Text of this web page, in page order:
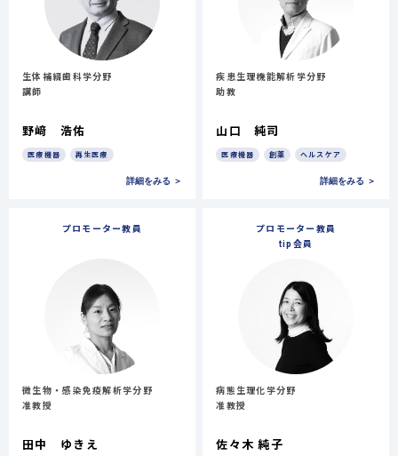
生体補綴歯科学分野
講師
野﨑 浩佑
医療機器 再生医療
詳細をみる ＞
疾患生理機能解析学分野
助教
山口 純司
医療機器 創薬 ヘルスケア
詳細をみる ＞
プロモーター教員
微生物・感染免疫解析学分野
准教授
田中 ゆきえ
プロモーター教員
tip会員
病態生理化学分野
准教授
佐々木 純子